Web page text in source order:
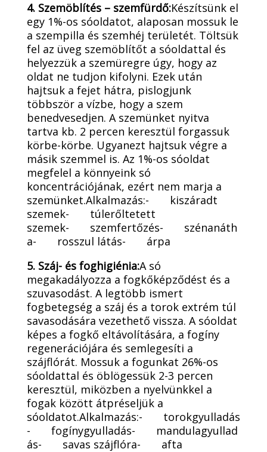
4. Szemöblítés – szemfürdő:Készítsünk el
egy 1%-os sóoldatot, alaposan mossuk le
a szempilla és szemhéj területét. Töltsük
fel az üveg szemöblítőt a sóoldattal és
helyezzük a szemüregre úgy, hogy az
oldat ne tudjon kifolyni. Ezek után
hajtsuk a fejet hátra, pislogjunk
többször a vízbe, hogy a szem
benedvesedjen. A szemünket nyitva
tartva kb. 2 percen keresztül forgassuk
körbe-körbe. Ugyanezt hajtsuk végre a
másik szemmel is. Az 1%-os sóoldat
megfelel a könnyeink só
koncentrációjának, ezért nem marja a
szemünket.Alkalmazás:- kiszáradt
szemek- túlerőltetett
szemek- szemfertőzés- szénanáth
a- rosszul látás- árpa
5. Száj- és foghigiénia:A só
megakadályozza a fogkőképződést és a
szuvasodást. A legtöbb ismert
fogbetegség a száj és a torok extrém túl
savasodására vezethető vissza. A sóoldat
képes a fogkő eltávolítására, a fogíny
regenerációjára és semlegesíti a
szájflórát. Mossuk a fogunkat 26%-os
sóoldattal és öblögessük 2-3 percen
keresztül, miközben a nyelvünkkel a
fogak között átpréseljük a
sóoldatot.Alkalmazás:- torokgyulladás
- fogínygyulladás- mandulagyullad
ás- savas szájflóra- afta